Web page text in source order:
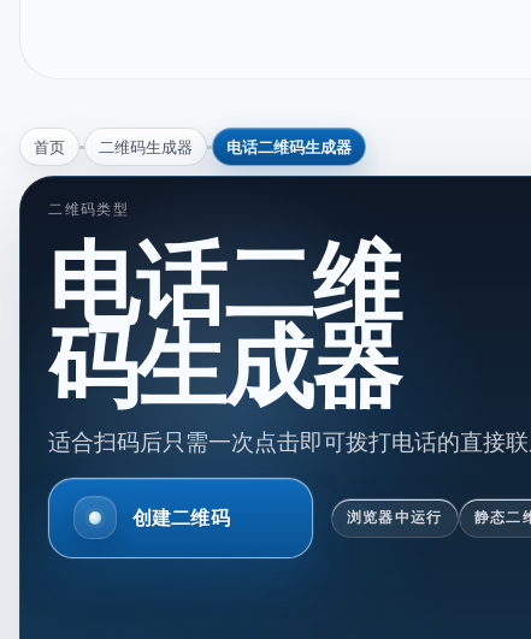
首页 二维码生成器 电话二维码生成器
二维码类型
电话二维
码生成器
适合扫码后只需一次点击即可拨打电话的直接联
创建二维码 浏览器中运行 静态二